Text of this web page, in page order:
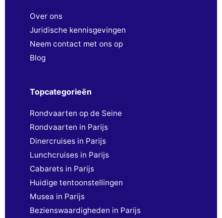
Over ons
Juridische kennisgevingen
Neem contact met ons op
Blog
Topcategorieën
Rondvaarten op de Seine
Rondvaarten in Parijs
Dinercruises in Parijs
Lunchcruises in Parijs
Cabarets in Parijs
Huidige tentoonstellingen
Musea in Parijs
Bezienswaardigheden in Parijs